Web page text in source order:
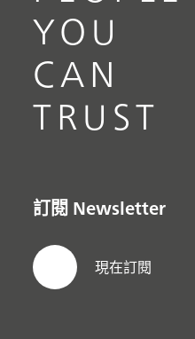
YOU
CAN
TRUST
訂閱 Newsletter
現在訂閱